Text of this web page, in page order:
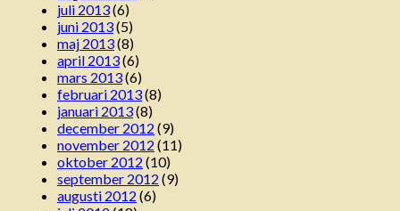
juli 2013(6)
juni 2013(5)
maj 2013(8)
april 2013(6)
mars 2013(6)
februari 2013(8)
januari 2013(8)
december 2012 (9)
november 2012 (11)
oktober 2012 (10)
september 2012 (9)
augusti 2012 (6)